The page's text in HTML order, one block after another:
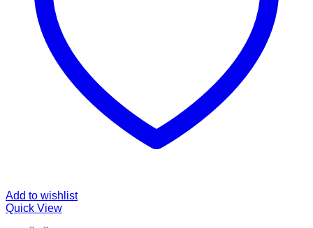
Add to wishlist
Quick View